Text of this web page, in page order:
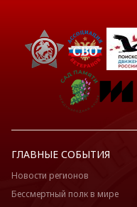
ГЛАВНЫЕ СОБЫТИЯ
Новости регионов
Бессмертный полк в мире